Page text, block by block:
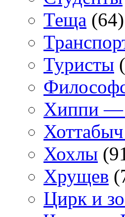
Теща (64)
Туристы
Хиппи
Хохлы
Хрущев
Цирк и